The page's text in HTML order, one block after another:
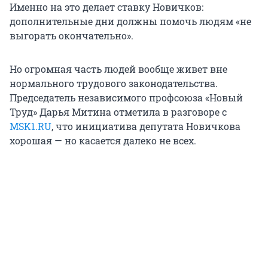
Именно на это делает ставку Новичков:
дополнительные дни должны помочь людям «не
выгорать окончательно».
Но огромная часть людей вообще живет вне
нормального трудового законодательства.
Председатель независимого профсоюза «Новый
Труд» Дарья Митина отметила в разговоре с
MSK1.RU, что инициатива депутата Новичкова
хорошая — но касается далеко не всех.